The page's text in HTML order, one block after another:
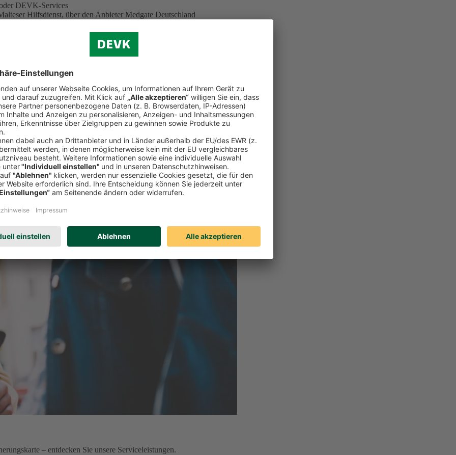
DEVK-Services
Hilfsdienst, über den Anbieter Medgate Deutschland
Sie können also auf neue Funktionen und Services gespannt sein.
herunter
löschen? Hier finden Sie eineausführliche Anleitung (PDF, 344 KB).
– entdecken Sie unsere Serviceleistungen.